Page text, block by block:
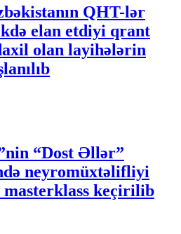
QHT-lər
elan etdiyi qrant
olan layihələrin
“Dost Əllər”
neyromüxtəlifliyi
masterklass keçirilib